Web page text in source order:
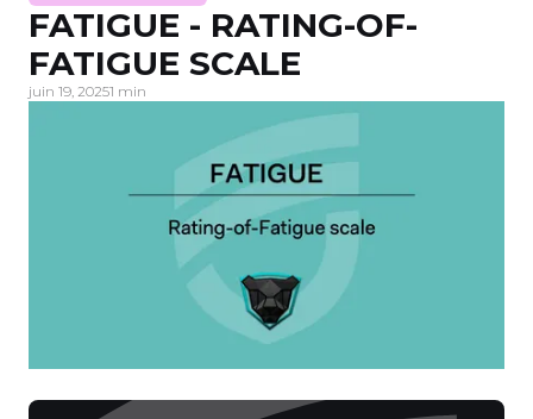
FATIGUE - RATING-OF-
FATIGUE SCALE
juin 19, 20251 min